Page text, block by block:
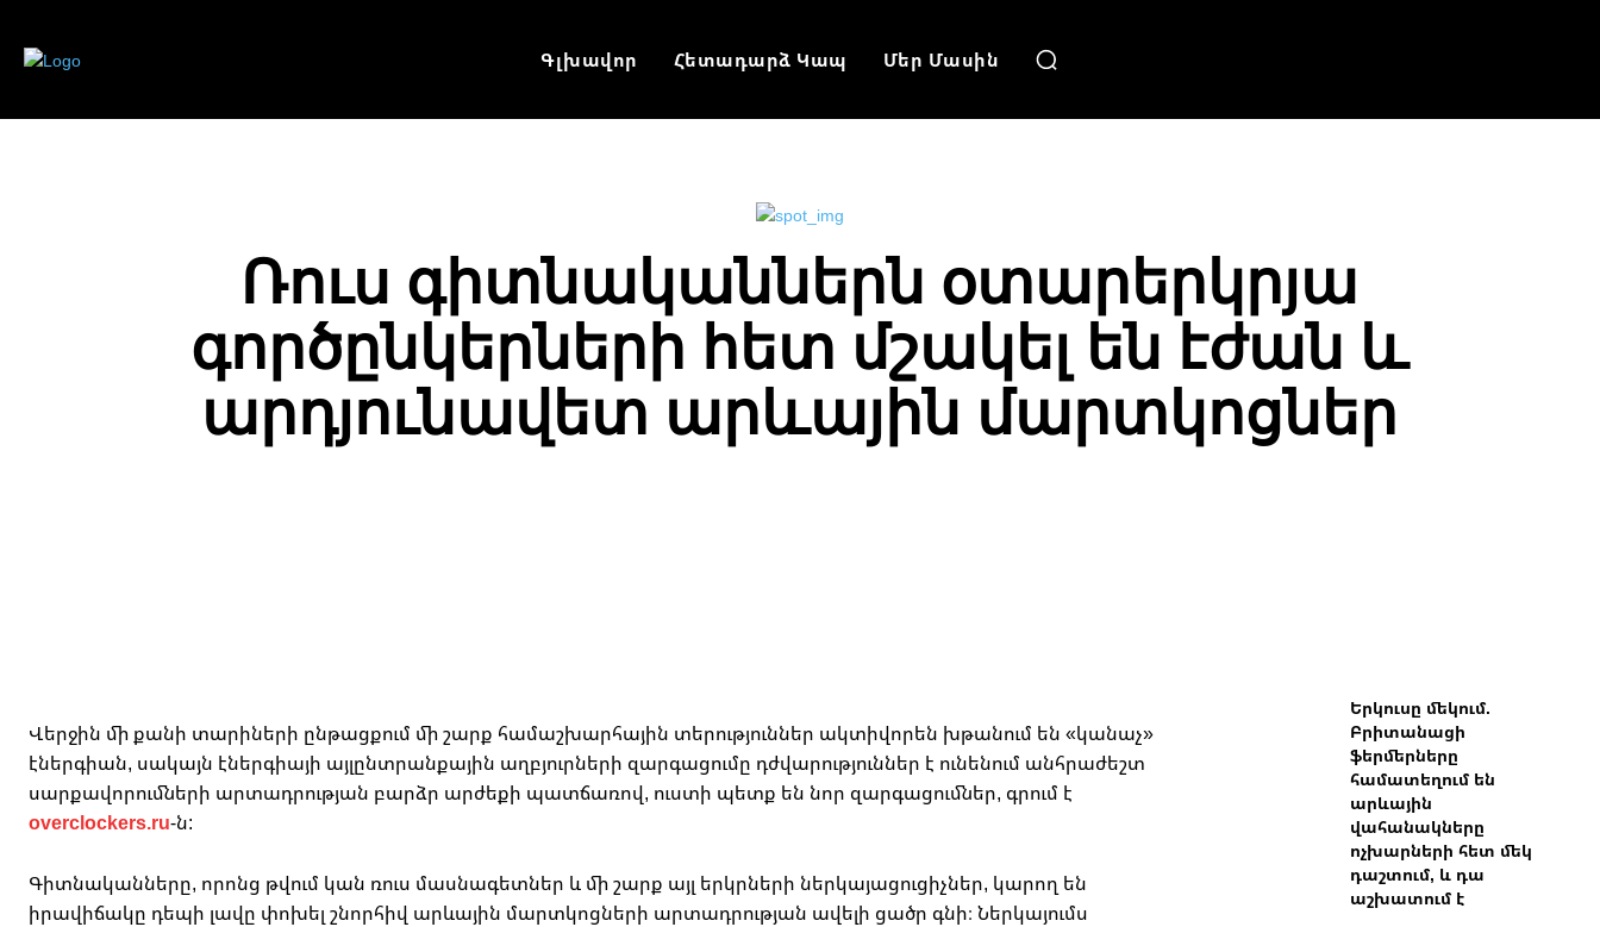
Գլխավոր Հետադարձ Կապ Մեր Մասին
Ռուս գիտնականներն օտարերկրյա
գործընկերների հետ մշակել են էժան և
արդյունավետ արևային մարտկոցներ
Վերջին մի քանի տարիների ընթացքում մի շարք համաշխարհային տերություններ ակտիվորեն խթանում են «կանաչ»
էներգիան, սակայն էներգիայի այլընտրանքային աղբյուրների զարգացումը դժվարություններ է ունենում անհրաժեշտ
սարքավորումների արտադրության բարձր արժեքի պատճառով, ուստի պետք են նոր զարգացումներ, գրում է
overclockers.ru-ն:
Գիտնականները, որոնց թվում կան ռուս մասնագետներ և մի շարք այլ երկրների ներկայացուցիչներ, կարող են
իրավիճակը դեպի լավը փոխել շնորհիվ արևային մարտկոցների արտադրության ավելի ցածր գնի։ Ներկայումս
Երկուսը մեկում.
Բրիտանացի
ֆերմերները
համատեղում են
արևային
վահանակները
ոչխարների հետ մեկ
դաշտում, և դա
աշխատում է